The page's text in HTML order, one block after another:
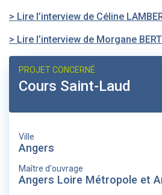
> Lire l’interview de Céline
> Lire l’interview de Morgane
PROJET CONCERNÉ
Cours Saint-Laud
Ville
Angers
Maître d'ouvrage
Angers Loire Métropole et